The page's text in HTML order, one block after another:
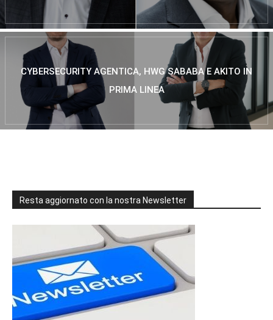
CYBERSECURITY AGENTICA, HWG SABABA E AKITO IN
PRIMA LINEA
Resta aggiornato con la nostra Newsletter